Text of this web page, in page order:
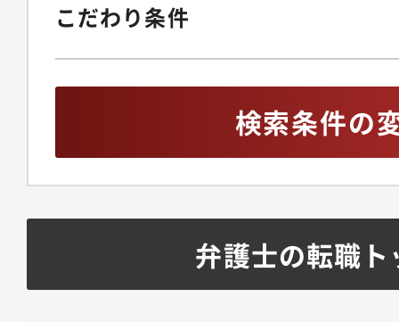
こだわり条件
検索条件の
弁護士の転職ト